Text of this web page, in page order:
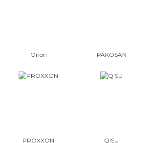
Orion PAKOSAN
PROXXON QISU